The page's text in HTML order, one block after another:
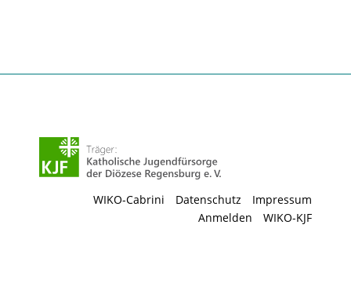
Impressum
Datenschutz
WIKO-Cabrini
WIKO-KJF
Anmelden